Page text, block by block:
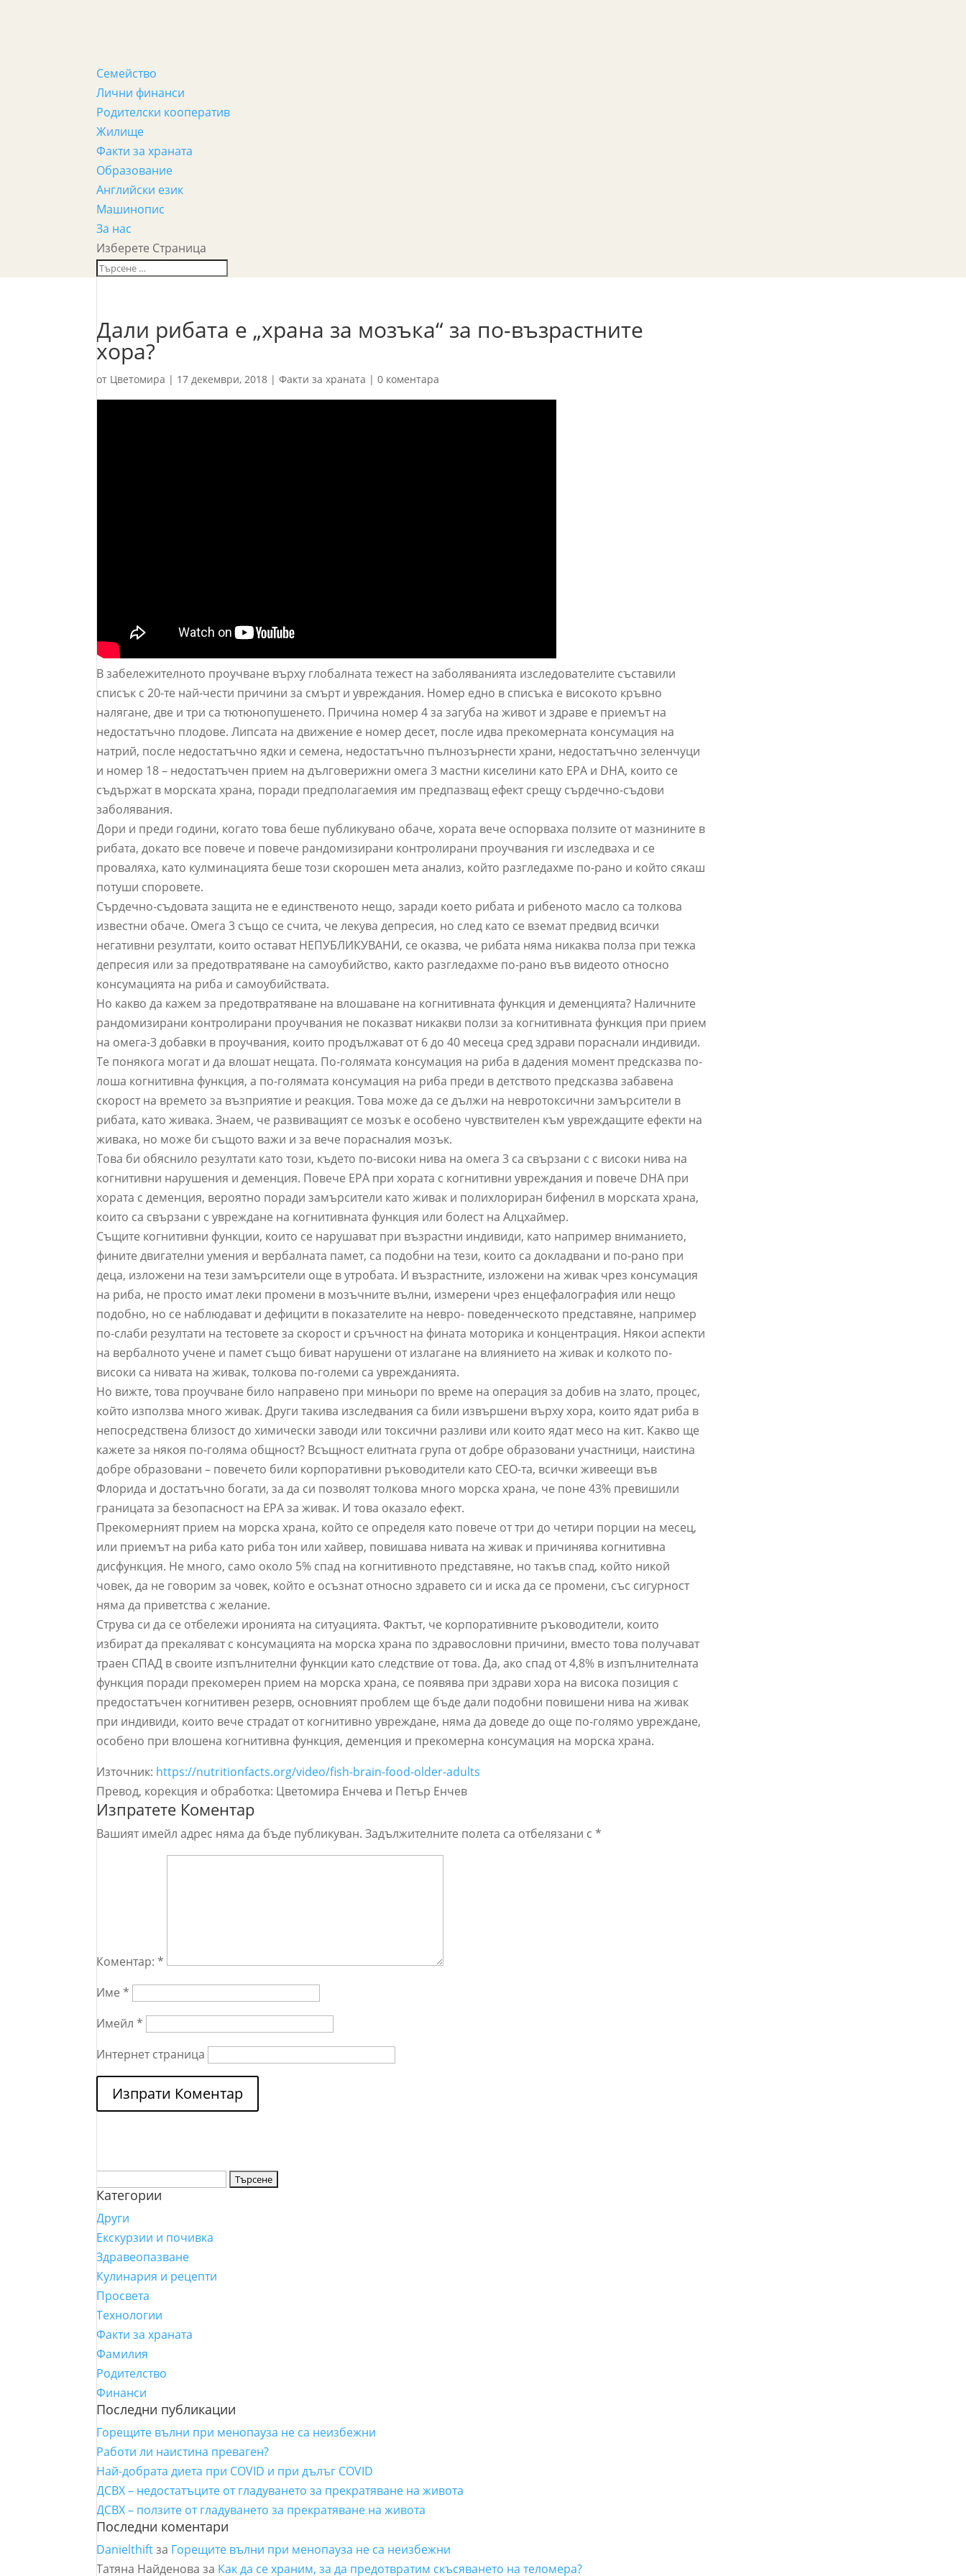
Семейство
Лични финанси
Родителски кооператив
Жилище
Факти за храната
Образование
Английски език
Машинопис
За нас
Изберете Страница
Дали рибата е „храна за мозъка“ за по-възрастните
хора?
от Цветомира | 17 декември, 2018 |Факти за храната |0 коментара
В забележителното проучване върху глобалната тежест на заболяванията изследователите съставили
списък с 20-те най-чести причини за смърт и увреждания. Номер едно в списъка е високото кръвно
налягане, две и три са тютюнопушенето. Причина номер 4 за загуба на живот и здраве е приемът на
недостатъчно плодове. Липсата на движение е номер десет, после идва прекомерната консумация на
натрий, после недостатъчно ядки и семена, недостатъчно пълнозърнести храни, недостатъчно зеленчуци
и номер 18 – недостатъчен прием на дълговерижни омега 3 мастни киселини като EPA и DHA, които се
съдържат в морската храна, поради предполагаемия им предпазващ ефект срещу сърдечно-съдови
заболявания.
Дори и преди години, когато това беше публикувано обаче, хората вече оспорваха ползите от мазнините в
рибата, докато все повече и повече рандомизирани контролирани проучвания ги изследваха и се
проваляха, като кулминацията беше този скорошен мета анализ, който разгледахме по-рано и който сякаш
потуши споровете.
Сърдечно-съдовата защита не е единственото нещо, заради което рибата и рибеното масло са толкова
известни обаче. Омега 3 също се счита, че лекува депресия, но след като се вземат предвид всички
негативни резултати, които остават НЕПУБЛИКУВАНИ, се оказва, че рибата няма никаква полза при тежка
депресия или за предотвратяване на самоубийство, както разгледахме по-рано във видеото относно
консумацията на риба и самоубийствата.
Но какво да кажем за предотвратяване на влошаване на когнитивната функция и деменцията? Наличните
рандомизирани контролирани проучвания не показват никакви ползи за когнитивната функция при прием
на омега-3 добавки в проучвания, които продължават от 6 до 40 месеца сред здрави пораснали индивиди.
Те понякога могат и да влошат нещата. По-голямата консумация на риба в дадения момент предсказва по-
лоша когнитивна функция, а по-голямата консумация на риба преди в детството предсказва забавена
скорост на времето за възприятие и реакция. Това може да се дължи на невротоксични замърсители в
рибата, като живака. Знаем, че развиващият се мозък е особено чувствителен към увреждащите ефекти на
живака, но може би същото важи и за вече порасналия мозък.
Това би обяснило резултати като този, където по-високи нива на омега 3 са свързани с с високи нива на
когнитивни нарушения и деменция. Повече EPA при хората с когнитивни увреждания и повече DHA при
хората с деменция, вероятно поради замърсители като живак и полихлориран бифенил в морската храна,
които са свързани с увреждане на когнитивната функция или болест на Алцхаймер.
Същите когнитивни функции, които се нарушават при възрастни индивиди, като например вниманието,
фините двигателни умения и вербалната памет, са подобни на тези, които са докладвани и по-рано при
деца, изложени на тези замърсители още в утробата. И възрастните, изложени на живак чрез консумация
на риба, не просто имат леки промени в мозъчните вълни, измерени чрез енцефалография или нещо
подобно, но се наблюдават и дефицити в показателите на невро- поведенческото представяне, например
по-слаби резултати на тестовете за скорост и сръчност на фината моторика и концентрация. Някои аспекти
на вербалното учене и памет също биват нарушени от излагане на влиянието на живак и колкото по-
високи са нивата на живак, толкова по-големи са уврежданията.
Но вижте, това проучване било направено при миньори по време на операция за добив на злато, процес,
който използва много живак. Други такива изследвания са били извършени върху хора, които ядат риба в
непосредствена близост до химически заводи или токсични разливи или които ядат месо на кит. Какво ще
кажете за някоя по-голяма общност? Всъщност елитната група от добре образовани участници, наистина
добре образовани – повечето били корпоративни ръководители като CEO-та, всички живеещи във
Флорида и достатъчно богати, за да си позволят толкова много морска храна, че поне 43% превишили
границата за безопасност на EPA за живак. И това оказало ефект.
Прекомерният прием на морска храна, който се определя като повече от три до четири порции на месец,
или приемът на риба като риба тон или хайвер, повишава нивата на живак и причинява когнитивна
дисфункция. Не много, само около 5% спад на когнитивното представяне, но такъв спад, който никой
човек, да не говорим за човек, който е осъзнат относно здравето си и иска да се промени, със сигурност
няма да приветства с желание.
Струва си да се отбележи иронията на ситуацията. Фактът, че корпоративните ръководители, които
избират да прекаляват с консумацията на морска храна по здравословни причини, вместо това получават
траен СПАД в своите изпълнителни функции като следствие от това. Да, ако спад от 4,8% в изпълнителната
функция поради прекомерен прием на морска храна, се появява при здрави хора на висока позиция с
предостатъчен когнитивен резерв, основният проблем ще бъде дали подобни повишени нива на живак
при индивиди, които вече страдат от когнитивно увреждане, няма да доведе до още по-голямо увреждане,
особено при влошена когнитивна функция, деменция и прекомерна консумация на морска храна.
Източник: https://nutritionfacts.org/video/fish-brain-food-older-adults
Превод, корекция и обработка: Цветомира Енчева и Петър Енчев
Изпратете Коментар
Вашият имейл адрес няма да бъде публикуван. Задължителните полета са отбелязани с*
Коментар:*
Име*
Имейл*
Интернет страница
за:
Категории
Други
Екскурзии и почивка
Здравеопазване
Кулинария и рецепти
Просвета
Технологии
Факти за храната
Фамилия
Родителство
Финанси
Последни публикации
Горещите вълни при менопауза не са неизбежни
Работи ли наистина преваген?
Най-добрата диета при COVID и при дълъг COVID
ДСВХ – недостатъците от гладуването за прекратяване на живота
ДСВХ – ползите от гладуването за прекратяване на живота
Последни коментари
Danielthiftза Горещите вълни при менопауза не са неизбежни
Татяна Найденова за Как да се храним, за да предотвратим скъсяването на теломера?